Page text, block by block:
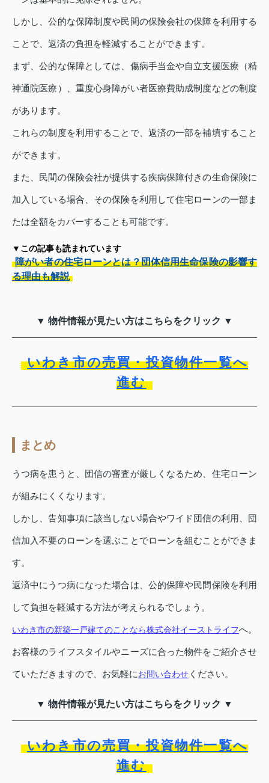
しかし、公的な保障制度や民間の保険会社の保障を利用する
ことで、返済の負担を軽減することができます。
まず、公的な保障としては、傷病手当金や自立支援医療（精
神通院医療）、重度心身障がい者医療費助成制度などの制度
があります。
これらの制度を利用することで、返済の一部を補填すること
ができます。
また、民間の保険会社が提供する疾病保障付きの生命保険に
加入している場合、その保険を利用して住宅ローンの一部ま
たは全額をカバーすることも可能です。
▼この記事も読まれています
障がい者の住宅ローンとは？団体信用生命保険の影響す
る理由も解説
▼ 物件情報が見たい方はこちらをクリック ▼
いわき市の売買・投資物件一覧へ
進む
まとめ
うつ病を患うと、団信の審査が厳しくなるため、住宅ローン
が組みにくくなります。
しかし、告知事項に該当しない場合やワイド団信の利用、団
信加入不要のローンを選ぶことでローンを組むことができま
す。
返済中にうつ病になった場合は、公的保障や民間保険を利用
して負担を軽減する方法が考えられるでしょう。
いわき市の新築一戸建てのことなら株式会社イーストライフへ。
お客様のライフスタイルやニーズに合った物件をご紹介させ
ていただきますので、お気軽にお問い合わせ ください。
▼ 物件情報が見たい方はこちらをクリック ▼
いわき市の売買・投資物件一覧へ
進む